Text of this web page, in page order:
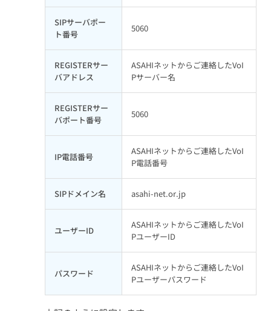
SIPサーバポー
ト番号
5060
REGISTERサー
バアドレス
ASAHIネットからご連絡したVoI
Pサーバー名
REGISTERサー
バポート番号
5060
IP電話番号
ASAHIネットからご連絡したVoI
P電話番号
SIPドメイン名 asahi-net.or.jp
ユーザーID
ASAHIネットからご連絡したVoI
PユーザーID
パスワード
ASAHIネットからご連絡したVoI
Pユーザーパスワード